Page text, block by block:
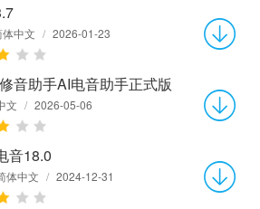
体中文 / 2026-01-23
音助手AI电音助手正式版
文 / 2026-05-06
音18.0
体中文 / 2024-12-31